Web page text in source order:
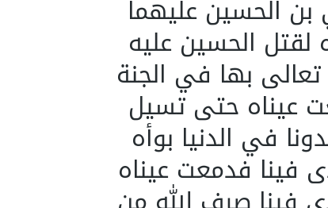
الحسين عليهما
لقتل الحسين عليه
بها في الجنة
عيناه حتى تسيل
في الدنيا بوأه
فينا فدمعت عيناه